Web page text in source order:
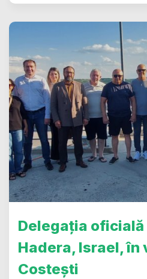
Delegația
Hadera, Israel, în
Costești